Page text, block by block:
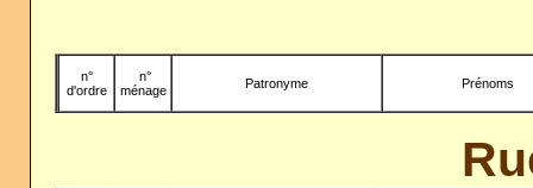
n°
d'ordre
-n°
ménage
Patronyme Prénoms